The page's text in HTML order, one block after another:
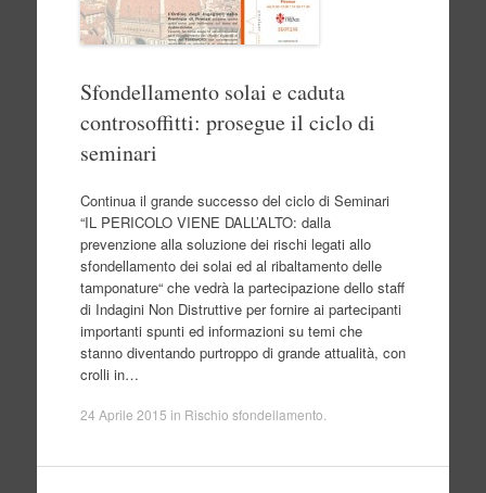
Sfondellamento solai e caduta
controsoffitti: prosegue il ciclo di
seminari
Continua il grande successo del ciclo di Seminari
“IL PERICOLO VIENE DALL’ALTO: dalla
prevenzione alla soluzione dei rischi legati allo
sfondellamento dei solai ed al ribaltamento delle
tamponature“ che vedrà la partecipazione dello staff
di Indagini Non Distruttive per fornire ai partecipanti
importanti spunti ed informazioni su temi che
stanno diventando purtroppo di grande attualità, con
crolli in…
24 Aprile 2015 in Rischio sfondellamento